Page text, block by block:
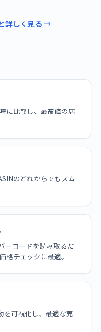
詳しく見る →
に比較し、最高値の店
のどれからでもスム
ーコードを読み取るだ
格チェックに最適。
を可視化し、最適な売